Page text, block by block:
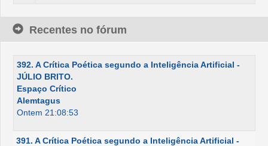
Recentes no fórum
392. A Crítica Poética segundo a Inteligência Artificial -
JÚLIO BRITO.
Espaço Crítico
Alemtagus
Ontem 21:08:53
391. A Crítica Poética segundo a Inteligência Artificial -